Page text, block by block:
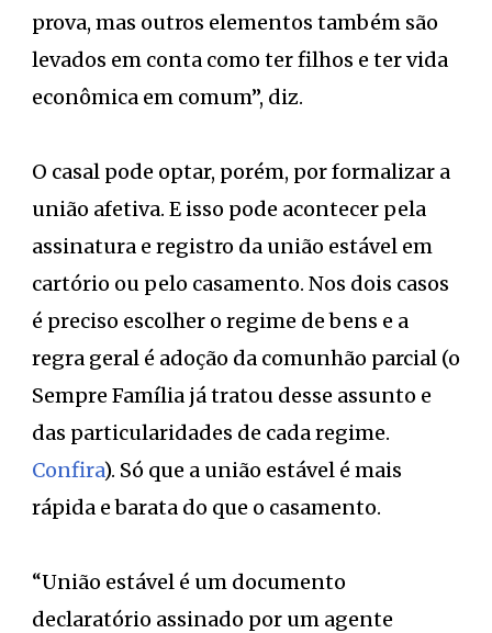
prova, mas outros elementos também são
levados em conta como ter filhos e ter vida
econômica em comum”, diz.
O casal pode optar, porém, por formalizar a
união afetiva. E isso pode acontecer pela
assinatura e registro da união estável em
cartório ou pelo casamento. Nos dois casos
é preciso escolher o regime de bens e a
regra geral é adoção da comunhão parcial (o
Sempre Família já tratou desse assunto e
das particularidades de cada regime.
Confira). Só que a união estável é mais
rápida e barata do que o casamento.
“União estável é um documento
declaratório assinado por um agente